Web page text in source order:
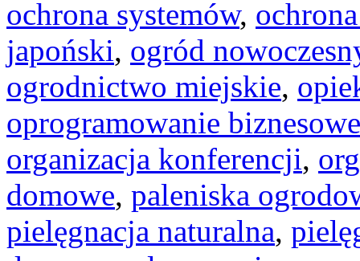
ochrona systemów,
japoński, ogród
ogrodnictwo miejskie,
oprogramowanie biznesowe
organizacja konferencji,
domowe, paleniska
pielęgnacja naturalna,